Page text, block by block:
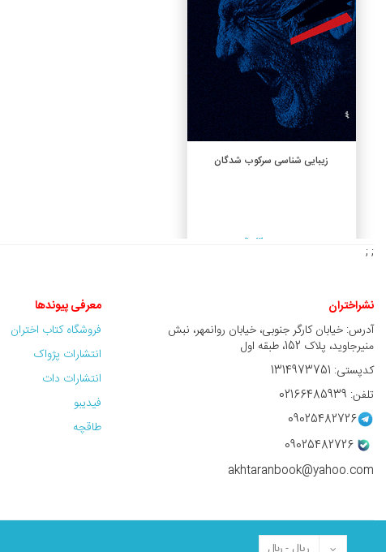
افزودن به سبد خرید
زیبایی شناسی سرکوب شدگان
3,000,000 ريال
; ;
نشراختران
آدرس: خیابان کارگر جنوبی، خیابان روانمهر، نبش
منیرجاوید، پلاک 152، طبقه اول
کدپستی: 1314973751
تلفن: 02166485939
09025482726
09025482726
akhtaranbook@yahoo.com
معرفی پیوندها
فروشگاه کتاب اختران
انتشارات پژواک
انتشارات دات
فیدیبو
طاقچه